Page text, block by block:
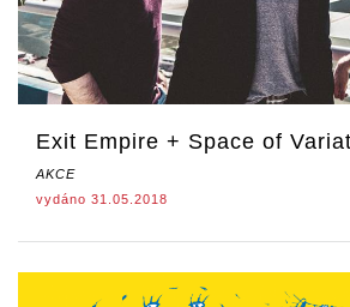
Exit Empire + Space of
AKCE
vydáno 31.05.2018